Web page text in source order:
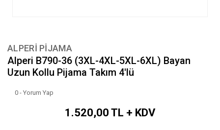
ALPERİ PİJAMA
Alperi B790-36 (3XL-4XL-5XL-6XL) Bayan
Uzun Kollu Pijama Takım 4'lü
0 - Yorum Yap
1.520,00 TL + KDV